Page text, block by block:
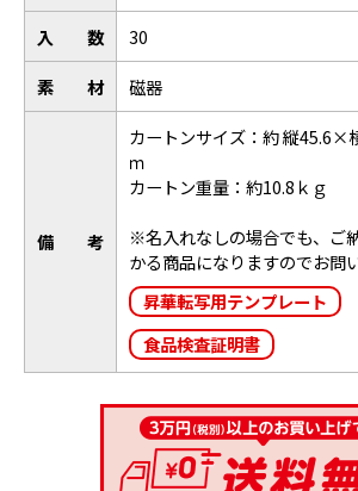
入数
30
素材
磁器
備考
カートンサイズ：約 縦45.6×
ｍ
カートン重量：約10.8ｋｇ
※名入れなしの場合でも、ご
かる商品になりますのでお問
昇華転写用テンプレート
食品検査証明書